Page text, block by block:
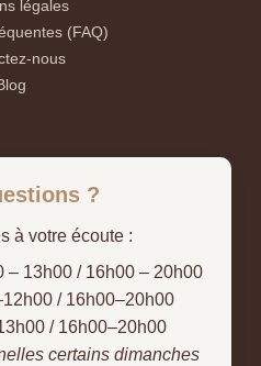
légales
(FAQ)
nous
?
à votre écoute :
– 13h00 / 16h00 – 20h00
/ 16h00–20h00
/ 16h00–20h00
certains dimanches